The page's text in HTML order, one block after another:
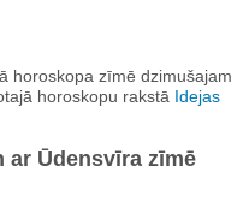
horoskopa zīmē dzimušajam
horoskopu rakstā Idejas
ar Ūdensvīra zīmē